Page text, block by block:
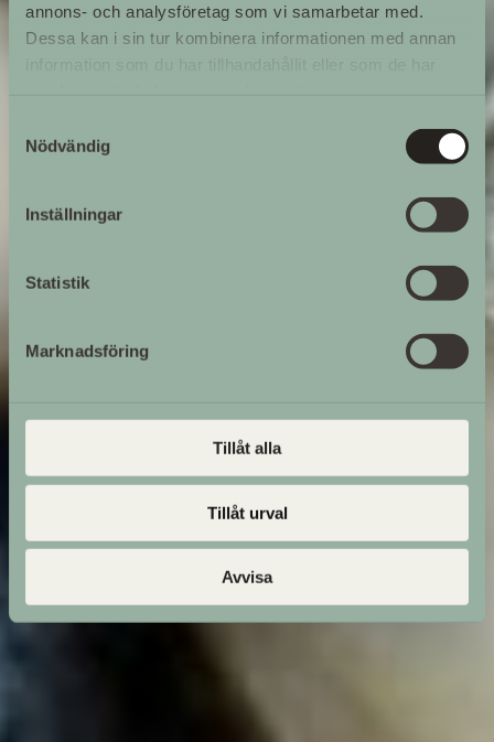
annons- och analysföretag som vi samarbetar med.
Dessa kan i sin tur kombinera informationen med annan
Nödvändig
Inställningar
Statistik
Marknadsföring
Tillåt alla
Tillåt urval
Avvisa